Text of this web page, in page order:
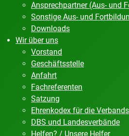
Ansprechpartner (Aus- und
Sonstige Aus- und
Downloads
Wir über uns
Vorstand
Geschäftsstelle
Anfahrt
Fachreferenten
Satzung
Ehrenkodex für die
DBS und Landesverbände
Helfen? / Unsere Helfer